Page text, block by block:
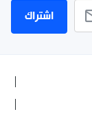
اشتراك